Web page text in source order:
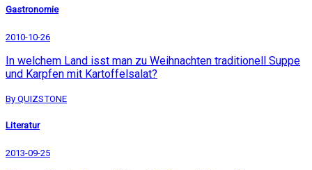
Gastronomie
2010-10-26
In welchem Land isst man zu Weihnachten traditionell Suppe
und Karpfen mit Kartoffelsalat?
By QUIZSTONE
Literatur
2013-09-25